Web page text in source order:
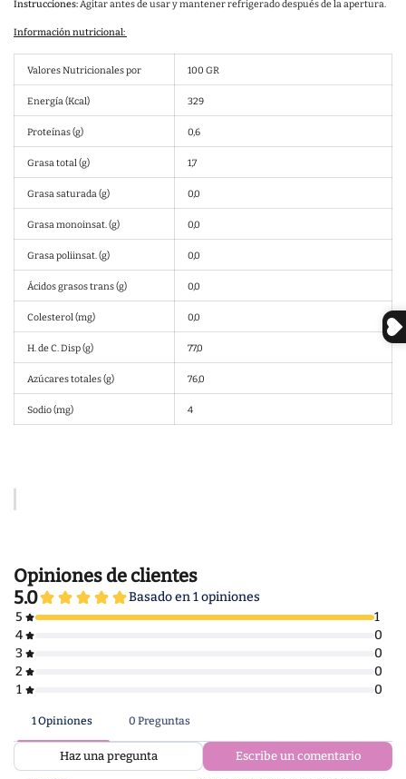
Instrucciones:Agitar antes de usar y mantener refrigerado después de la apertura.
Información nutricional:
Valores Nutricionales por 100 GR
Energía (Kcal) 329
Proteínas (g) 0,6
Grasa total (g) 1,7
Grasa saturada (g) 0,0
Grasa monoinsat. (g) 0,0
Grasa poliinsat. (g) 0,0
Ácidos grasos trans (g) 0,0
Colesterol (mg) 0,0
H. de C. Disp (g) 77,0
Azúcares totales (g) 76,0
Sodio (mg) 4